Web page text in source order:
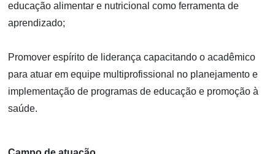
educação alimentar e nutricional como ferramenta de
aprendizado;
Promover espírito de liderança capacitando o acadêmico
para atuar em equipe multiprofissional no planejamento e
implementação de programas de educação e promoção à
saúde.